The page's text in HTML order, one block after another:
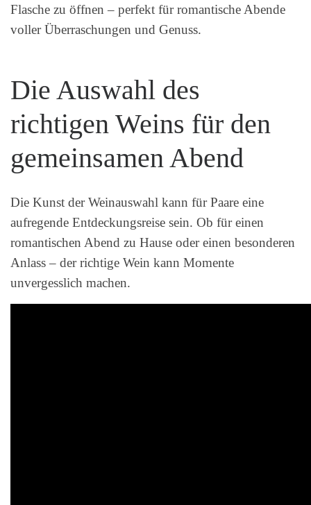
Flasche zu öffnen – perfekt für romantische Abende
voller Überraschungen und Genuss.
Die Auswahl des
richtigen Weins für den
gemeinsamen Abend
Die Kunst der Weinauswahl kann für Paare eine
aufregende Entdeckungsreise sein. Ob für einen
romantischen Abend zu Hause oder einen besonderen
Anlass – der richtige Wein kann Momente
unvergesslich machen.